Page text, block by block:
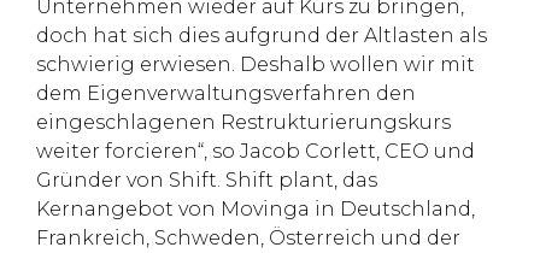
Unternehmen wieder auf Kurs zu bringen,
doch hat sich dies aufgrund der Altlasten als
schwierig erwiesen. Deshalb wollen wir mit
dem Eigenverwaltungsverfahren den
eingeschlagenen Restrukturierungskurs
weiter forcieren“, so Jacob Corlett, CEO und
Gründer von Shift. Shift plant, das
Kernangebot von Movinga in Deutschland,
Frankreich, Schweden, Österreich und der